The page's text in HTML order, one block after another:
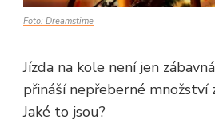
Foto: Dreamstime
Jízda na kole není jen
přináší nepřeberné množství
Jaké to jsou?